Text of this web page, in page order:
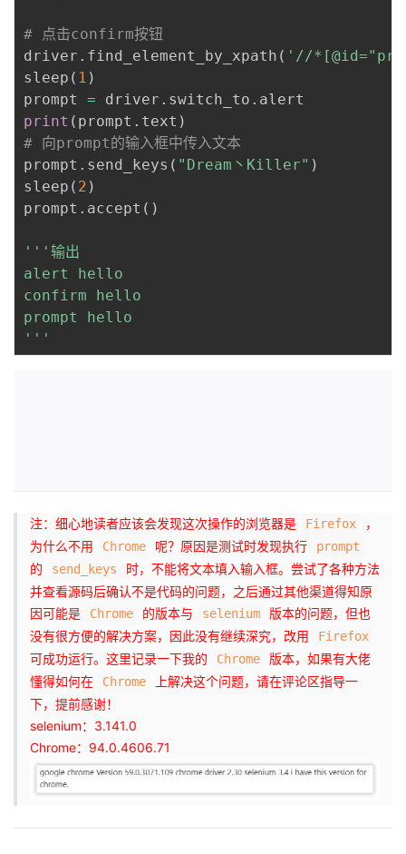
# 点击confirm按钮
driver . find_element_by_xpath ( '//
sleep ( 1 )
prompt = driver . switch_to .
print ( prompt . text )
# 向prompt的输入框中传入文本
prompt . send_keys ( "Dream丶Killer" )
sleep ( 2 )
prompt . accept ( )
'''输出
alert hello
confirm hello
prompt hello
'''
注：细心地读者应该会发现这次操作的浏览器是 Firefox
，
为什么不用
Chrome 呢？原因是测试时发现执行 prompt
的 send_keys
时，不能将文本填入输入框。尝试了各种方法
并查看源码后确认不是代码的问题，之后通过其他渠道得知原
因可能是
Chrome 的版本与 selenium
版本的问题，但也
没有很方便的解决方案，因此没有继续深究，改用
Firefox
可成功运行。这里记录一下我的 Chrome
版本，如果有大佬
懂得如何在
Chrome
上解决这个问题，请在评论区指导一
下，提前感谢！
selenium：3.141.0
Chrome：94.0.4606.71